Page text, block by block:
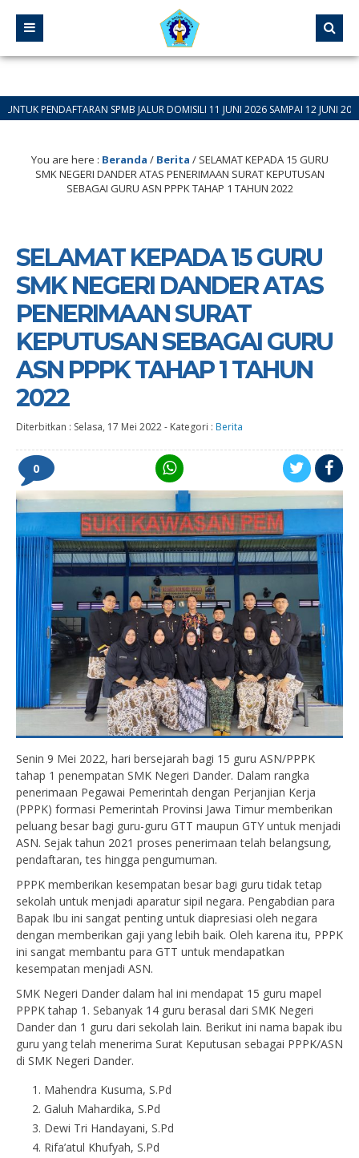
SPMB JALUR DOMISILI 11 JUNI 2026 SAMPAI 12 JUNI 2026
You are here : Beranda / Berita / SELAMAT KEPADA 15 GURU
SMK NEGERI DANDER ATAS PENERIMAAN SURAT KEPUTUSAN
SEBAGAI GURU ASN PPPK TAHAP 1 TAHUN 2022
SELAMAT KEPADA 15 GURU
SMK NEGERI DANDER ATAS
PENERIMAAN SURAT
KEPUTUSAN SEBAGAI GURU
ASN PPPK TAHAP 1 TAHUN
2022
Diterbitkan : Selasa, 17 Mei 2022- Kategori : Berita
0
Senin 9 Mei 2022, hari bersejarah bagi 15 guru ASN/PPPK
tahap 1 penempatan SMK Negeri Dander. Dalam rangka
penerimaan Pegawai Pemerintah dengan Perjanjian Kerja
(PPPK) formasi Pemerintah Provinsi Jawa Timur memberikan
peluang besar bagi guru-guru GTT maupun GTY untuk menjadi
ASN. Sejak tahun 2021 proses penerimaan telah belangsung,
pendaftaran, tes hingga pengumuman.
PPPK memberikan kesempatan besar bagi guru tidak tetap
sekolah untuk menjadi aparatur sipil negara. Pengabdian para
Bapak Ibu ini sangat penting untuk diapresiasi oleh negara
dengan memberikan gaji yang lebih baik. Oleh karena itu, PPPK
ini sangat membantu para GTT untuk mendapatkan
kesempatan menjadi ASN.
SMK Negeri Dander dalam hal ini mendapat 15 guru mapel
PPPK tahap 1. Sebanyak 14 guru berasal dari SMK Negeri
Dander dan 1 guru dari sekolah lain. Berikut ini nama bapak ibu
guru yang telah menerima Surat Keputusan sebagai PPPK/ASN
di SMK Negeri Dander.
Mahendra Kusuma, S.Pd
Galuh Mahardika, S.Pd
Dewi Tri Handayani, S.Pd
Rifa’atul Khufyah, S.Pd